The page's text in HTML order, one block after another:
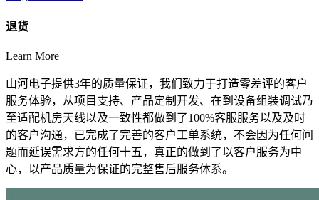
退货
Learn More
山河电子提供3年的质量保证，我们致力于打造零差评的客户
服务体验，从项目支持、产品定制开发、在到设备组装调试乃
至适配机房天线以及一致性都做到了100%客服服务以及及时
的客户沟通，已完成了完善的客户工单系统，不会因为任何问
题而延误需求方的任何十五，真正的做到了以客户服务为中
心，以产品质量为保证的完整售后服务体系。